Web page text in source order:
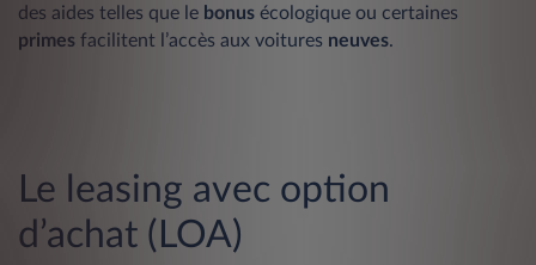
des aides telles que le bonus écologique ou certaines
primes facilitent l’accès aux voitures neuves.
Le leasing avec option
d’achat (LOA)